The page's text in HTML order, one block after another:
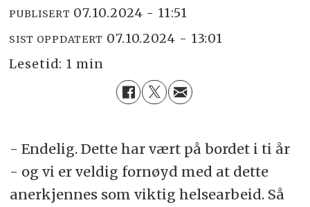
PUBLISERT 07.10.2024 - 11:51
SIST OPPDATERT
07.10.2024 - 13:01
Lesetid: 1 min
- Endelig. Dette har vært på bordet i ti år
- og vi er veldig fornøyd med at dette
anerkjennes som viktig helsearbeid. Så